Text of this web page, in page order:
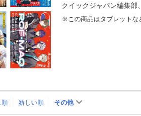
クイックジャパン編集部
順 新しい順 その他